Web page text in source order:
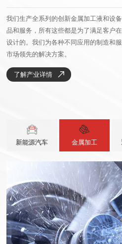
我们生产全系列的创新金属加工液和设
品和服务，所有这些都是为了满足客户
设计的。我们为各种不同应用的制造和
市场领先的解决方案。
了解产业详情
新能源汽车 金属加工